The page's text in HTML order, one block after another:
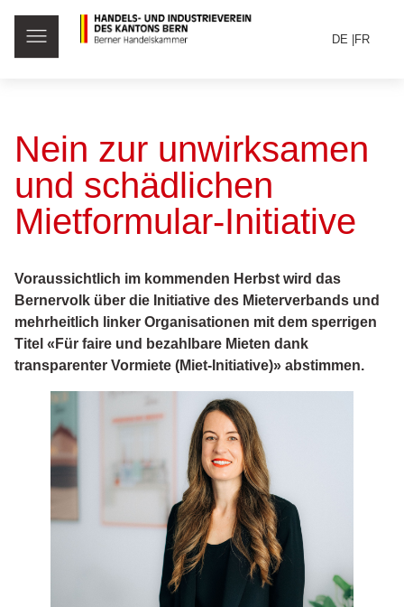
DE FR
Nein zur unwirksamen
und schädlichen
Mietformular-Initiative
Voraussichtlich im kommenden Herbst wird das
Bernervolk über die Initiative des Mieterverbands und
mehrheitlich linker Organisationen mit dem sperrigen
Titel «Für faire und bezahlbare Mieten dank
transparenter Vormiete (Miet-Initiative)» abstimmen.